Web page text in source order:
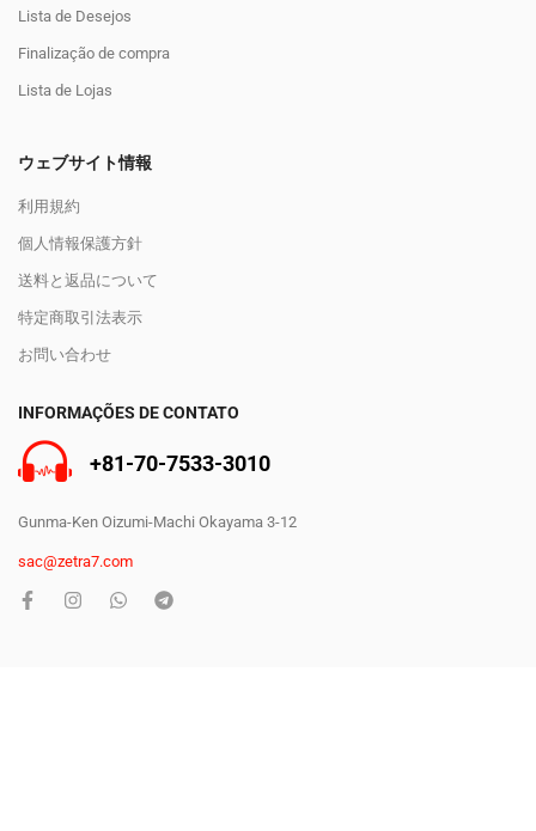
Lista de Desejos
Finalização de compra
Lista de Lojas
ウェブサイト情報
利用規約
個人情報保護方針
送料と返品について
特定商取引法表示
お問い合わせ
INFORMAÇÕES DE CONTATO
+81-70-7533-3010
Gunma-Ken Oizumi-Machi Okayama 3-12
sac@zetra7.com